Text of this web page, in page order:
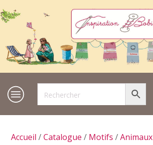
Accueil /Catalogue / Motifs /Animaux